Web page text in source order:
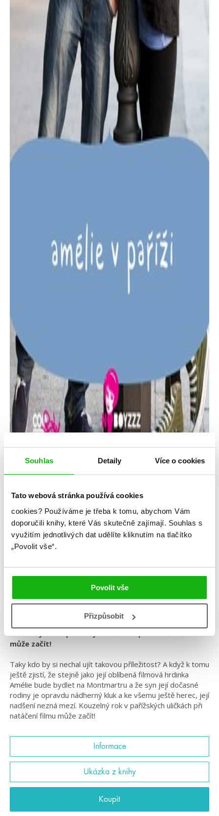
Souhlas Detaily Více o cookies
Tato webová stránka používá cookies
cookies? Používáme je třeba k tomu, abychom Vám
doporučili knihy, které Vás skutečně zajímají. Souhlas s
využitím jednotlivých dat udělíte kliknutím na tlačítko
„Povolit vše“.
Povolit vše
Přizpůsobit
Žánr: Contemporary
Amélie v Paříži
#standalone
#středníškola
může začít!
Taky kdo by si nechal ujít takovou příležitost? A když k tomu
ještě zjistí, že stejně jako její oblíbená filmová hrdinka
Amélie bude bydlet na Montmartru a že syn její dočasné
rodiny je opravdu nádherný kluk a ke všemu ještě herec, její
nadšení nezná mezí. Kouzelný rok v pařížských uličkách při
natáčení filmu může začít!
Informace
Ukázka z knihy
Koupit